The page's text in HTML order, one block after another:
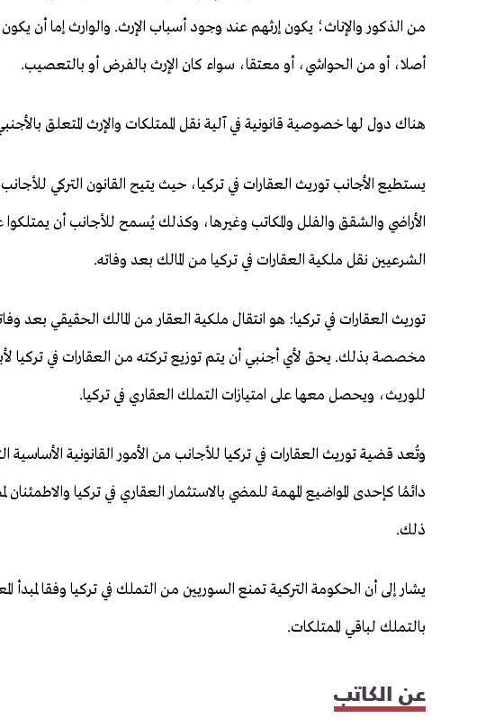
من الذكور والإناث؛ يكون إرثهم عند وجود أسباب الإرث. والوارث إما أن
أصلا، أو من الحواشي، أو معتقا، سواء كان الإرث بالفرض أو بالتعصيب.
هناك دول لها خصوصية قانونية في آلية نقل الممتلكات والإرث المتعلق
يستطيع الأجانب توريث العقارات في تركيا، حيث يتيح القانون التركي
الأراضي والشقق والفلل والمكاتب وغيرها، وكذلك يُسمح للأجانب أن
الشرعيين نقل ملكية العقارات في تركيا من المالك بعد وفاته.
توريث العقارات في تركيا: هو انتقال ملكية العقار من المالك الحقيقي بعد
مخصصة بذلك. يحق لأي أجنبي أن يتم توزيع تركته من العقارات في تركيا
للوريث، ويحصل معها على امتيازات التملك العقاري في تركيا.
وتُعد قضية توريث العقارات في تركيا للأجانب من الأمور القانونية
دائمُا كإحدى المواضيع المهمة للمضي بالاستثمار العقاري في تركيا
ذلك.
يشار إلى أن الحكومة التركية تمنع السوريين من التملك في تركيا وفقا
بالتملك لباقي الممتلكات.
عن الكاتب